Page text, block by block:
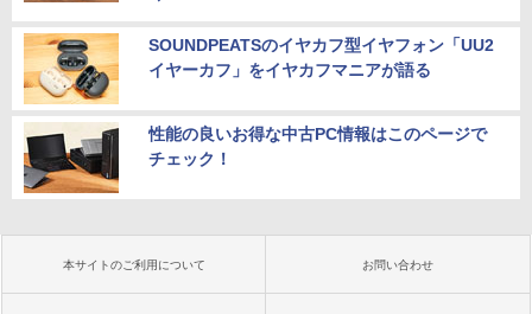
SOUNDPEATSのイヤカフ型イヤフォン「UU2
イヤーカフ」をイヤカフマニアが語る
性能の良いお得な中古PC情報はこのページで
チェック！
本サイトのご利用について お問い合わせ